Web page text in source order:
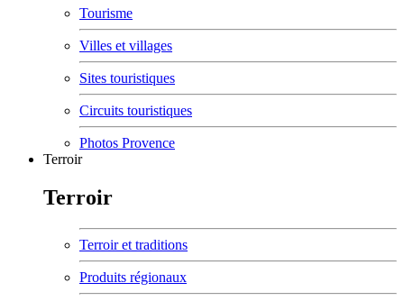
Tourisme
Villes et villages
Sites touristiques
Circuits touristiques
Photos Provence
Terroir
Terroir
Terroir et traditions
Produits régionaux